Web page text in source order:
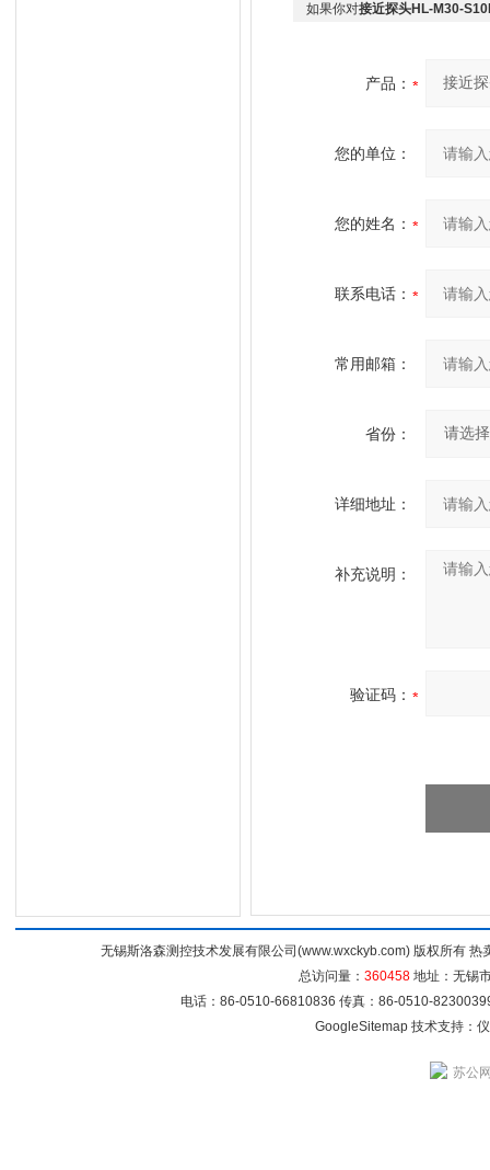
如果你对接近探头HL-M30-
产品：
您的单位：
您的姓名：
联系电话：
常用邮箱：
省份：
详细地址：
补充说明：
验证码：
无锡斯洛森测控技术发展有限公司(www.wxckyb.com) 版权所有
总访问量： 360458 地址：无锡
电话：86-0510-66810836 传真：86-0510-
GoogleSitemap技术支持：
苏公